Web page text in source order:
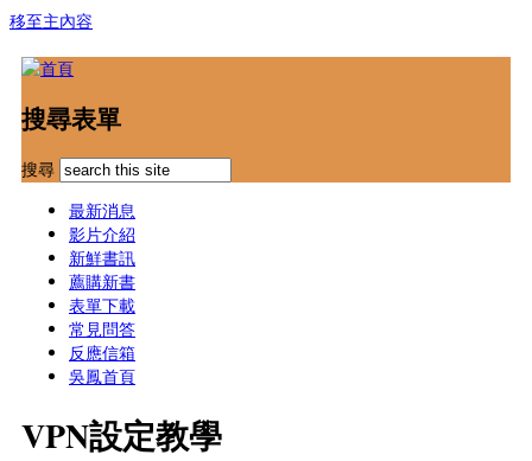
移至主內容
搜尋表單
搜尋
最新消息
影片介紹
新鮮書訊
薦購新書
表單下載
常見問答
反應信箱
吳鳳首頁
VPN設定教學